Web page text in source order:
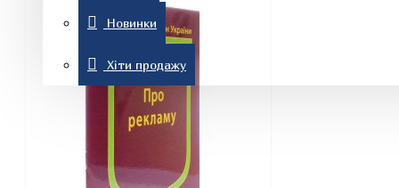
Комп'ютерна література
Новинки
Хіти продажу
Знижки
Новинки